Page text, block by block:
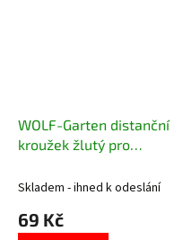
WOLF-Garten distanční
kroužek žlutý pro
Skladem - ihned k odeslání
69 Kč